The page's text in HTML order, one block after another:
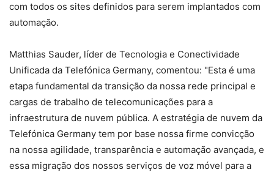
com todos os sites definidos para serem implantados com
automação.
Matthias Sauder, líder de Tecnologia e Conectividade
Unificada da Telefónica Germany, comentou: "Esta é uma
etapa fundamental da transição da nossa rede principal e
cargas de trabalho de telecomunicações para a
infraestrutura de nuvem pública. A estratégia de nuvem da
Telefónica Germany tem por base nossa firme convicção
na nossa agilidade, transparência e automação avançada, e
essa migração dos nossos serviços de voz móvel para a